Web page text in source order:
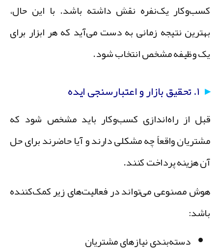
یک‌نفره نقش داشته باشد. با این حال،
نتیجه زمانی به دست می‌آید که هر ابزار برای
وظیفه مشخص انتخاب شود.
۱. تحقیق بازار و اعتبارسنجی ایده
از راه‌اندازی کسب‌وکار باید مشخص شود که
واقعاً چه مشکلی دارند و آیا حاضرند برای حل
هزینه پرداخت کنند.
مصنوعی می‌تواند در فعالیت‌های زیر کمک‌کننده
دسته‌بندی نیازهای مشتریان